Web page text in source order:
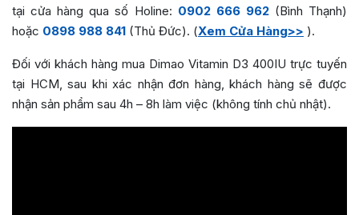
tại cửa hàng qua số Holine: 0902 666 962(Bình Thạnh)
hoặc 0898 988 841 (Thủ Đức). (Xem Cửa Hàng>> ).
Đối với khách hàng mua Dimao Vitamin D3 400IU trực tuyến
tại HCM, sau khi xác nhận đơn hàng, khách hàng sẽ được
nhận sản phẩm sau 4h – 8h làm việc (không tính chủ nhật).